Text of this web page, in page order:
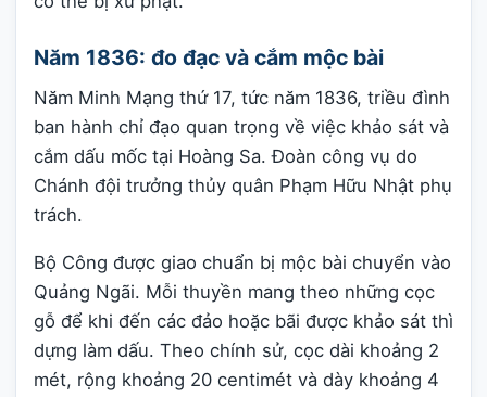
Năm 1836: đo đạc và cắm mộc bài
Năm Minh Mạng thứ 17, tức năm 1836, triều đình
ban hành chỉ đạo quan trọng về việc khảo sát và
cắm dấu mốc tại Hoàng Sa. Đoàn công vụ do
Chánh đội trưởng thủy quân Phạm Hữu Nhật phụ
trách.
Bộ Công được giao chuẩn bị mộc bài chuyển vào
Quảng Ngãi. Mỗi thuyền mang theo những cọc
gỗ để khi đến các đảo hoặc bãi được khảo sát thì
dựng làm dấu. Theo chính sử, cọc dài khoảng 2
mét, rộng khoảng 20 centimét và dày khoảng 4